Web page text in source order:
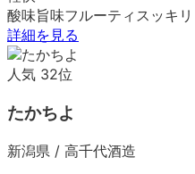
酸味旨味フルーティ スッキリ
詳細を見る
人気 32位
たかちよ
新潟県 / 高千代酒造